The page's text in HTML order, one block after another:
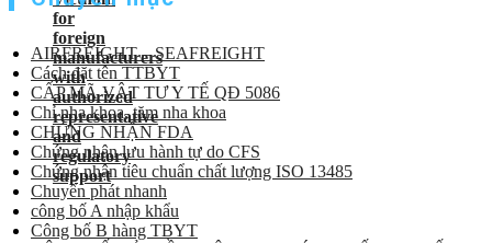
AIRFREIGHT – SEAFREIGHT
Cách đặt tên TTBYT
CẤP MÃ VẬT TƯ Y TẾ QĐ 5086
Chỉ nha khoa, tăm nha khoa
CHỨNG NHẬN FDA
Chứng nhận lưu hành tự do CFS
Chứng nhận tiêu chuẩn chất lượng ISO 13485
Chuyển phát nhanh
công bố A nhập khẩu
Công bố B hàng TBYT